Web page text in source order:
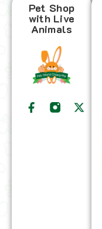
Pet Shop
with Live
Animals